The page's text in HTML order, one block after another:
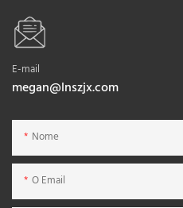
E-mail
megan@lnszjx.com
Nome
O Email